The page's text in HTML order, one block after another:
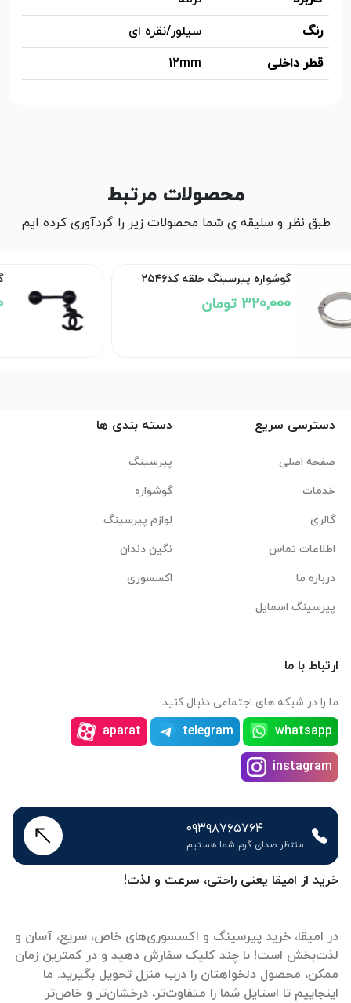
رنگ
سیلور/نقره ای
قطر داخلی
12mm
محصولات مرتبط
طبق نظر و سلیقه ی شما محصولات زیر را گردآوری کرده ایم
گوشواره پیرسینگ حلقه کد۲۵۴۶
320,000 تومان
خرید از امیقا یعنی راحتی، سرعت و لذت!
در امیقا، خرید پیرسینگ و اکسسوری‌های خاص، سریع، آسان و
لذت‌بخش است! با چند کلیک سفارش دهید و در کمترین زمان
ممکن، محصول دلخواهتان را درب منزل تحویل بگیرید. ما
اینجاییم تا استایل شما را متفاوت‌تر، درخشان‌تر و خاص‌تر
دسترسی سریع
صفحه اصلی
خدمات
گالری
اطلاعات تماس
درباره ما
پیرسینگ اسمایل
دسته بندی ها
پیرسینگ
گوشواره
لوازم پیرسینگ
نگین دندان
اکسسوری
ارتباط با ما
ما را در شبکه های اجتماعی دنبال کنید
whatsapp
telegram
aparat
instagram
۰۹۳۹۸۷۶۵۷۶۴
منتظر صدای گرم شما هستیم